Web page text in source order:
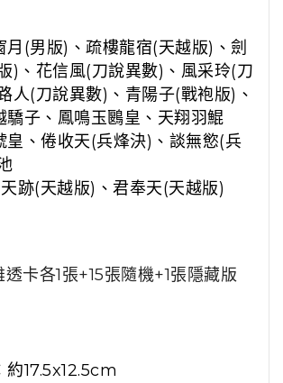
月(男版)、疏樓龍宿(天越版)、劍
)、花信風(刀說異數)、風采玲(刀
人(刀說異數)、青陽子(戰袍版)、
驕子、鳳鳴玉鶠皇、天翔羽鯤
皇、倦收天(兵烽決)、談無慾(兵
跡(天越版)、君奉天(天越版)
卡各1張+15張隨機+1張隱藏版
17.5x12.5cm